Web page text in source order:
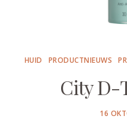
HUID PRODUCTNIEUWS
City D-
16